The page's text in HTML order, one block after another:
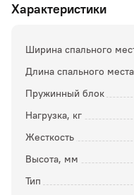
Характеристики
Ширина спального
Длина спального
Пружинный блок
Нагрузка, кг
Жесткость
Высота, мм
Тип